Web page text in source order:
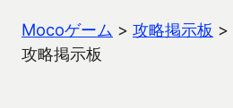
Mocoゲーム > 攻略掲示板 >
攻略掲示板